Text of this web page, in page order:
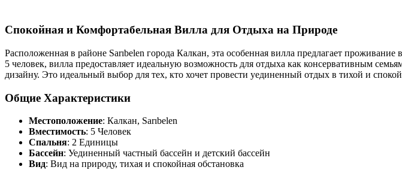
Спокойная и Комфортабельная Вилла для Отдыха на Природе
Расположенная в районе Sarıbelen города Калкан, эта особенная вилла предлагает
5 человек, вилла предоставляет идеальную возможность для отдыха как консервативным
дизайну. Это идеальный выбор для тех, кто хочет провести уединенный отдых в тихой и
Общие Характеристики
Местоположение: Калкан, Sarıbelen
Вместимость: 5 Человек
Спальня: 2 Единицы
Бассейн: Уединенный частный бассейн и детский бассейн
Вид: Вид на природу, тихая и спокойная обстановка